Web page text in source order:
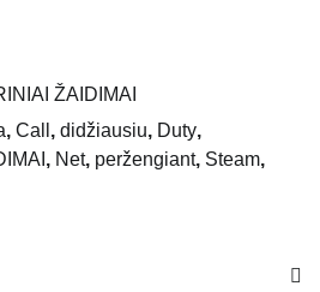
ŽAIDIMAI
, Call, didžiausiu, Duty,
, Net, peržengiant, Steam,